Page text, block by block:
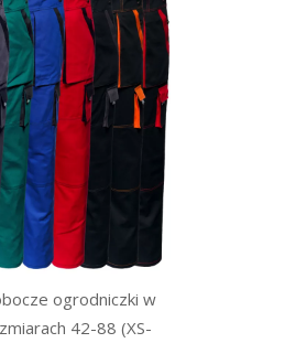
ogrodniczki w
42-88 (XS-